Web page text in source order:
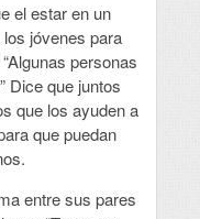
el estar en un
jóvenes para
personas
Dice que juntos
que los ayuden a
que puedan
entre sus pares